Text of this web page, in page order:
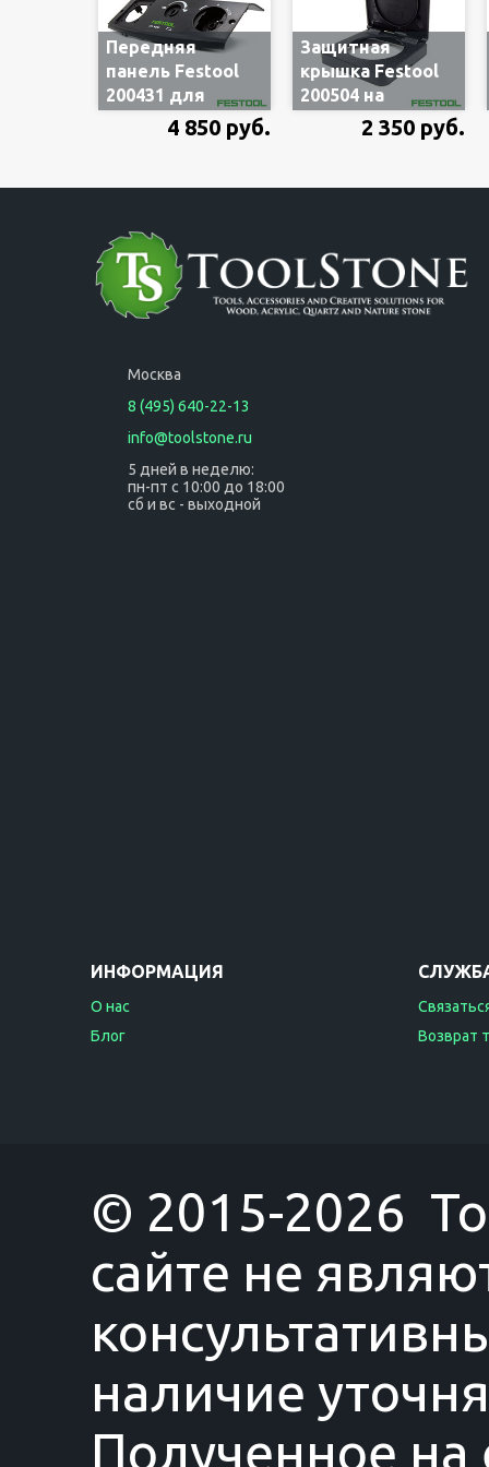
Передняя
панель Festool
200431 для
пылесосов CTL
Mini выпуска до
4 850 руб.
Защитная
крышка Festool
200504 на
розетку для
пылесосов CTL
2 350 руб.
Москва
8 (495) 640-22-13
info@toolstone.ru
5 дней в неделю:
пн-пт с 10:00 до 18:00
сб и вс - выходной
ИНФОРМАЦИЯ
О нас
Блог
Возврат
© 2015-2026
сайте не
наличие
Полученное на